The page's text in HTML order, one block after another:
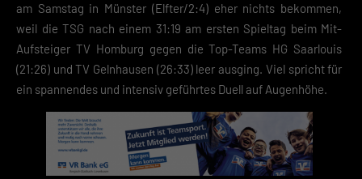
am Samstag in Münster (Elfter/2:4) eher nichts bekommen,
weil die TSG nach einem 31:19 am ersten Spieltag beim Mit-
Aufsteiger TV Homburg gegen die Top-Teams HG Saarlouis
(21:26) und TV Gelnhausen (26:33) leer ausging. Viel spricht für
ein spannendes und intensiv geführtes Duell auf Augenhöhe.
Wenn du unter 16 Jahre alt bist und deine Zustimmung zu freiwilligen
Diensten geben möchtest, musst du deine Erziehungsberechtigten um
Erlaubnis bitten.
Hier finden Sie eine Übersicht über alle verwendeten Cookies. Sie
Ihre Einwilligung zu ganzen Kategorien geben oder sich weitere
Informationen anzeigen lassen und so nur bestimmte Cookies
Speichern
Zurück